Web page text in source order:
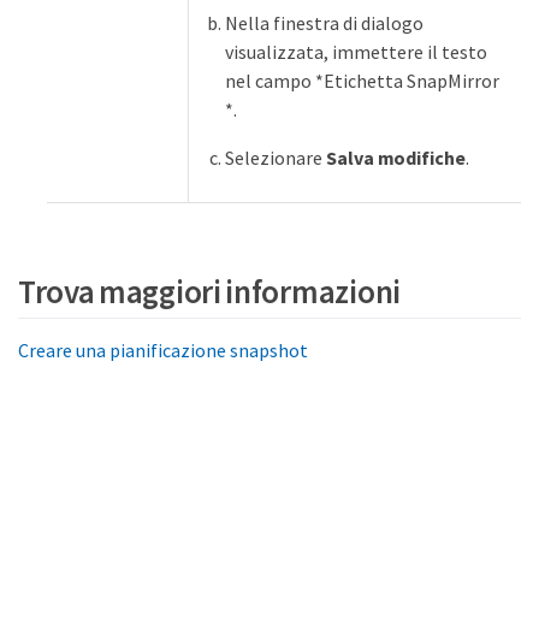
Nella finestra di dialogo
visualizzata, immettere il testo
nel campo *Etichetta SnapMirror
*.
Selezionare Salva modifiche.
Trova maggiori informazioni
Creare una pianificazione snapshot